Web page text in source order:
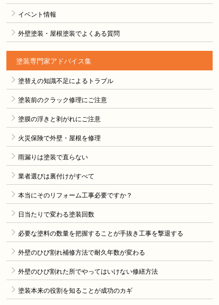
イベント情報
外壁塗装・屋根塗装でよくある質問
塗装専門家アドバイス集
塗替えの知識不足によるトラブル
塗装前のクラック修理にご注意
塗膜の浮きと剥がれにご注意
火災保険で外壁・屋根を修理
雨漏りは塗装で直らない
業者選びは裏付けがすべて
本当にそのリフォーム工事必要ですか？
日当たりで変わる塗装回数
必要な塗料の数量を把握することが手抜き工事を撃退する
外壁のひび割れ補修方法で耐久年数が変わる
外壁のひび割れた所でやってはいけない修繕方法
塗装本来の役割を知ることが成功のカギ